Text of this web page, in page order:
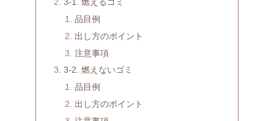
品目例
出し方のポイント
注意事項
3-2. 燃えないゴミ
品目例
出し方のポイント